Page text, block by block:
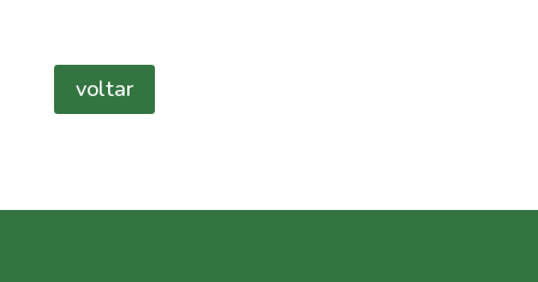
voltar